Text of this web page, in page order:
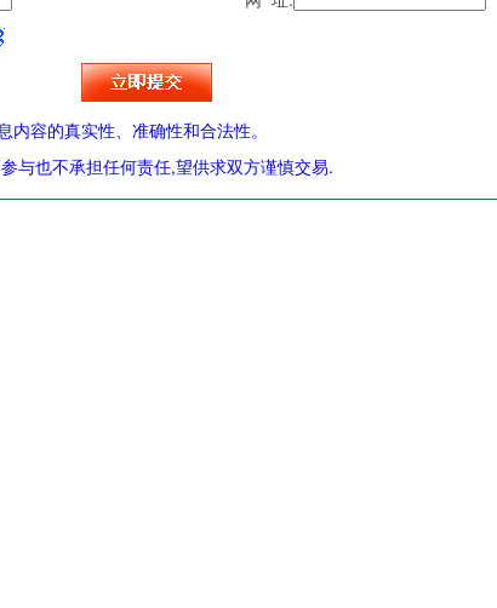
容的真实性、准确性和合法性。
与也不承担任何责任,望供求双方谨慎交易.